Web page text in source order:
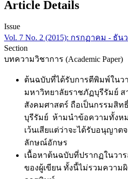
Article Details
Issue
Vol. 7 No. 2 (2015): กรกฏาคม - ธัน
Section
บทความวิชาการ (Academic Paper)
ต้นฉบับที่ได้รับการตีพิมพ์ในว
มหาวิทยาลัยราชภัฏบุรีรัมย์
สังคมศาสตร์ ถือเป็นกรรมสิ
บุรีรัมย์ ห้ามนำข้อความทั้งห
เว้นเสียแต่ว่าจะได้รับอนุญาต
ลักษณ์อักษร
เนื้อหาต้นฉบับที่ปรากฏในวา
ของผู้เขียน ทั้งนี้ไม่รวมความ